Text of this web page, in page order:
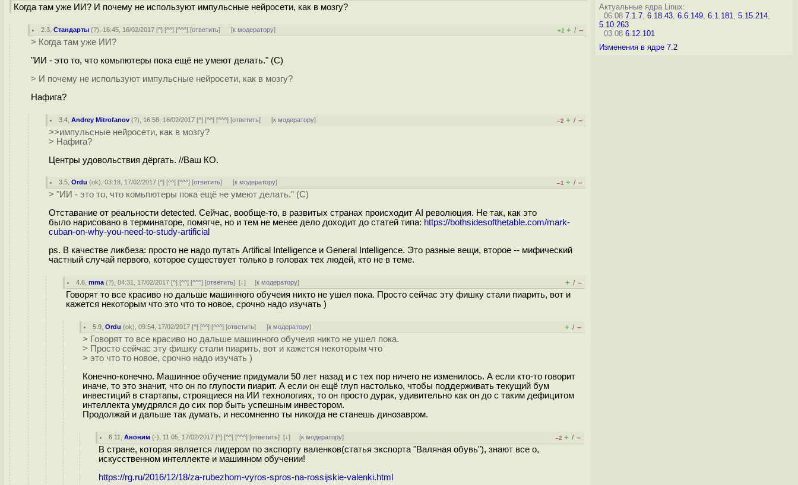
Когда там уже ИИ? И почему не используют импульсные нейросети, как в мозгу?
2.3 ,Стандарты (?), 16:45, 16/02/2017 [^] [^^] [^^^] [ответить] [к модератору] +2 + / –
> Когда там уже ИИ?
"ИИ - это то, что комьпютеры пока ещё не умеют делать." (C)
> И почему не используют импульсные нейросети, как в мозгу?
Нафига?
3.4 ,Andrey Mitrofanov (?), 16:58, 16/02/2017 [^] [^^] [^^^] [ответить] [к модератору] –2 + / –
>>импульсные нейросети, как в мозгу?
> Нафига?
Центры удовольствия дёргать. //Ваш КО.
3.5 ,Ordu (ok), 03:18, 17/02/2017 [^] [^^] [^^^] [ответить] [к модератору] –1 + / –
> "ИИ - это то, что комьпютеры пока ещё не умеют делать." (C)
Отставание от реальности detected. Сейчас, вообще-то, в развитых странах происходит AI революция. Не так, как это
было нарисовано в терминаторе, помягче, но и тем не менее дело доходит до статей типа: https://bothsidesofthetable.com/mark-
cuban-on-why-you-need-to-study-artificial
ps. В качестве ликбеза: просто не надо путать Artifical Intelligence и General Intelligence. Это разные вещи, второе -- мифический
частный случай первого, которое существует только в головах тех людей, кто не в теме.
4.6 ,mma (?), 04:31, 17/02/2017 [^] [^^] [^^^] [ответить][↓] [к модератору] + / –
Говорят то все красиво но дальше машинного обучеия никто не ушел пока. Просто сейчас эту фишку стали пиарить, вот и
кажется некоторым что это что то новое, срочно надо изучать )
5.9 ,Ordu (ok), 09:54, 17/02/2017 [^] [^^] [^^^] [ответить] [к модератору] + / –
> Говорят то все красиво но дальше машинного обучеия никто не ушел пока.
> Просто сейчас эту фишку стали пиарить, вот и кажется некоторым что
> это что то новое, срочно надо изучать )
Конечно-конечно. Машинное обучение придумали 50 лет назад и с тех пор ничего не изменилось. А если кто-то говорит
иначе, то это значит, что он по глупости пиарит. А если он ещё глуп настолько, чтобы поддерживать текущий бум
инвестиций в стартапы, строящиеся на ИИ технологиях, то он просто дурак, удивительно как он до с таким дефицитом
интеллекта умудрялся до сих пор быть успешным инвестором.
Продолжай и дальше так думать, и несомненно ты никогда не станешь динозавром.
6.11 ,Аноним (-), 11:05, 17/02/2017 [^] [^^] [^^^] [ответить][↓] [к модератору] –2 + / –
В стране, которая является лидером по экспорту валенков(статья экспорта "Валяная обувь"), знают все о,
искусственном интеллекте и машинном обучении!
https://rg.ru/2016/12/18/za-rubezhom-vyros-spros-na-rossijskie-valenki.html
Актуальные ядра Linux:
06.08 7.1.7, 6.18.43, 6.6.149, 6.1.181, 5.15.214,
5.10.263
03.08 6.12.101
Изменения в ядре 7.2